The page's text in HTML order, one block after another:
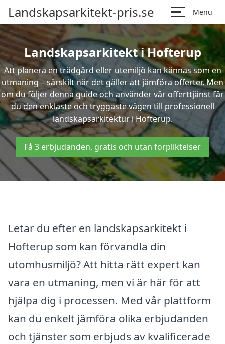
Landskapsarkitekt-pris.se Menu
Landskapsarkitekt i Hofterup
Att planera en trädgård eller utemiljö kan kännas som en
utmaning – särskilt när det gäller att jämföra offerter. Men
om du följer denna guide och använder vår offerttjänst får
du den enklaste och tryggaste vägen till professionell
landskapsarkitektur i Hofterup.
Få 3 erbjudanden, gratis och utan förpliktelser
Letar du efter en landskapsarkitekt i
Hofterup som kan förvandla din
utomhusmiljö? Att hitta rätt expert kan
vara en utmaning, men vi är här för att
hjälpa dig i processen. Med vår plattform
kan du enkelt jämföra olika erbjudanden
och tjänster som erbjuds av kvalificerade